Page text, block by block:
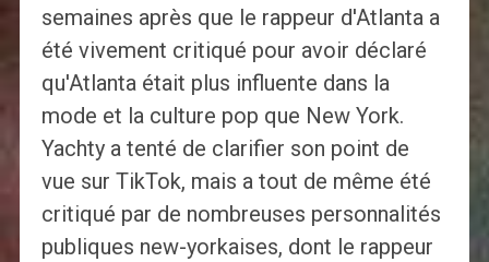
semaines après que le rappeur d'Atlanta a
été vivement critiqué pour avoir déclaré
qu'Atlanta était plus influente dans la
mode et la culture pop que New York.
Yachty a tenté de clarifier son point de
vue sur TikTok, mais a tout de même été
critiqué par de nombreuses personnalités
publiques new-yorkaises, dont le rappeur